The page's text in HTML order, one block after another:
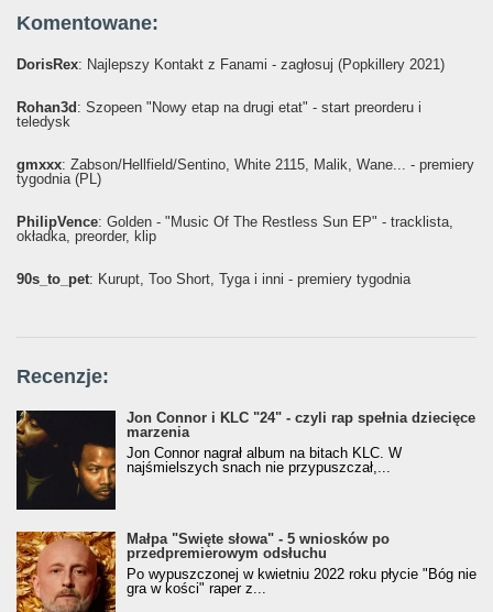
Komentowane:
DorisRex: Najlepszy Kontakt z Fanami - zagłosuj (Popkillery 2021)
Rohan3d : Szopeen "Nowy etap na drugi etat" - start preorderu i
teledysk
gmxxx: Żabson/Hellfield/Sentino, White 2115, Malik, Wane... - premiery
tygodnia (PL)
PhilipVence: Golden - "Music Of The Restless Sun EP" - tracklista,
okładka, preorder, klip
90s_to_pet: Kurupt, Too Short, Tyga i inni - premiery tygodnia
Recenzje:
Jon Connor i KLC "24" - czyli rap spełnia dziecięce
marzenia
Jon Connor nagrał album na bitach KLC. W
najśmielszych snach nie przypuszczał,...
Małpa "Święte słowa" - 5 wniosków po
przedpremierowym odsłuchu
Po wypuszczonej w kwietniu 2022 roku płycie "Bóg nie
gra w kości" raper z...